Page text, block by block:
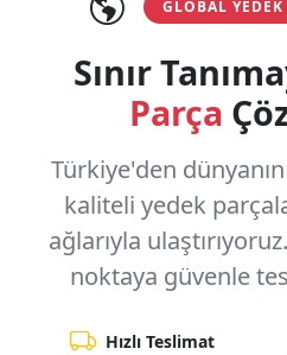
GLOBAL
Sınır
Parça
Türkiye'den
kaliteli yedek
ağlarıyla ulaştırıyoruz.
noktaya güvenle
Hızlı Teslimat